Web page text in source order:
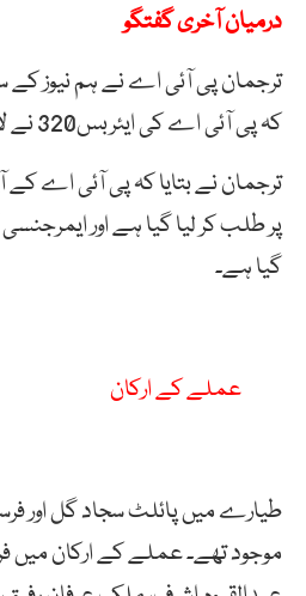
درمیان آخری گفتگو
ترجمان پی آئی اے نے ہم نیوز کے
کہ پی آئی اے کی ایئربس320 نے لاہور سے اڑان بھری تھی۔
ترجمان نے بتایا کہ پی آئی اے کے
پر طلب کر لیا گیا ہے اور
گیا ہے۔
عملے کے ارکان
طیارے میں پائلٹ سجاد گل اور
موجود تھے۔ عملے کے ارکان میں